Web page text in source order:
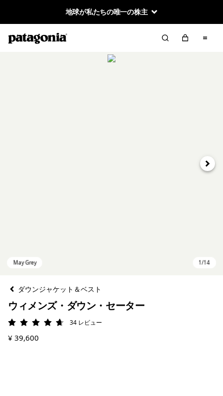
地球が私たちの唯一の株主
次へ
ダウンジャケット＆ベスト
ウィメンズ・ダウン・セーター
評価: 4.7 / 5
34 レビュー
¥ 39,600